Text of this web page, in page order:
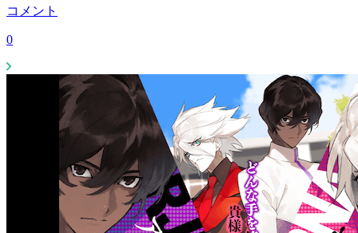
コメント
0